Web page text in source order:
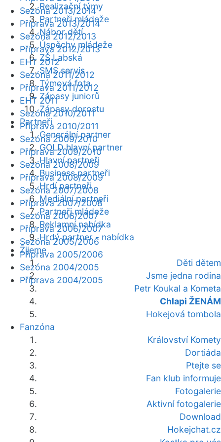
Realizační týmy
Partneři mládeže
Nábor dětí
Úspěchy mládeže
ZŠ Labská
SMS servis
Týmová fota
Zápasy juniorů
Zápasy dorostu
Partneři
Generální partner
GOLD hlavní partner
Hlavní partneři
Business partneři
Hrdí partneři
Mediální partneři
Partneři mládeže
Reklamní nabídka
Hrdý partner - nabídka
Žijeme
Děti dětem
Jsme jedna rodina
Petr Koukal a Kometa
Chlapi ŽENÁM
Hokejová tombola
Fanzóna
Království Komety
Dortiáda
Ptejte se
Fan klub informuje
Fotogalerie
Aktivní fotogalerie
Download
Hokejchat.cz
Sezóna 2013/2014
Příprava 2013/2014
Sezóna 2012/2013
Příprava 2012/2013
EHT 2012
Sezóna 2011/2012
Příprava 2011/2012
EHT 2011
Sezóna 2010/2011
Příprava 2010/2011
Sezóna 2009/2010
Příprava 2009/2010
Sezóna 2008/2009
Příprava 2008/2009
Sezóna 2007/2008
Příprava 2007/2008
Sezóna 2006/2007
Příprava 2006/2007
Sezóna 2005/2006
Příprava 2005/2006
Sezóna 2004/2005
Příprava 2004/2005